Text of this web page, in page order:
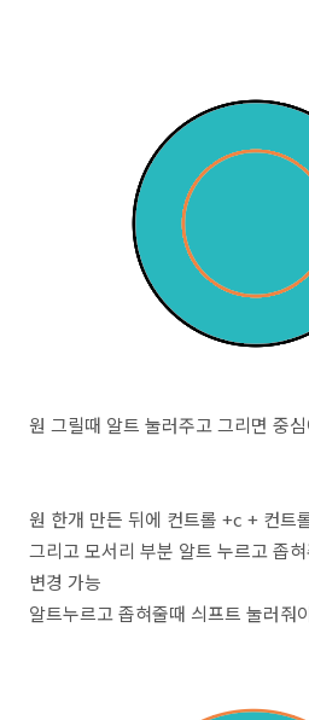
원 그릴때 알트 눌러주고 그리면 중
원 한개 만든 뒤에 컨트롤 +c + 컨트
그리고 모서리 부분 알트 누르고 좁
변경 가능
알트누르고 좁혀줄때 싀프트 눌러줘